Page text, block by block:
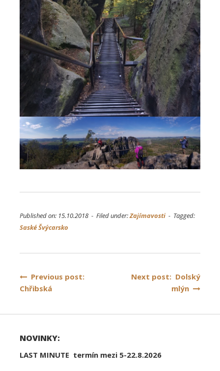
Published on: 15.10.2018 - Filed under:Zajímavosti - Tagged:
Saské Švýcarsko
Navigace
pro
příspěvek
Previous post:
Chřibská
Next post: Dolský
mlýn
NOVINKY:
LAST MINUTE termín mezi 5-22.8.2026